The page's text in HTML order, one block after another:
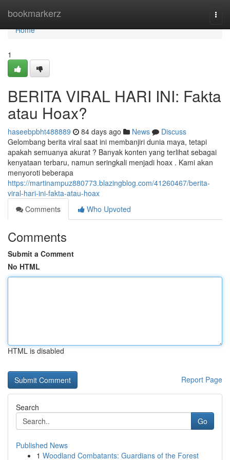
bookmarkerz
Home
Home
1
BERITA VIRAL HARI INI: Fakta
atau Hoax?
haseebpbht488889 84 days ago News
Discuss
Gelombang berita viral saat ini membanjiri dunia maya, tetapi
apakah semuanya akurat ? Banyak konten yang terlihat sebagai
kenyataan terbaru, namun seringkali menjadi hoax . Kami akan
menyoroti beberapa
https://martinampuz880773.blazingblog.com/41260467/berita-
viral-hari-ini-fakta-atau-hoax
Comments
Who Upvoted
Comments
Submit a Comment
No HTML
HTML is disabled
Report Page
Search
Go
Published News
1 Woodland Combatants: Guardians of the Forest